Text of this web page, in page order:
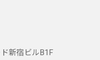
新宿ビルB1F